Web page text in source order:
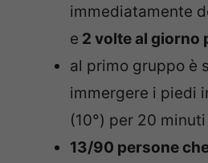
immediatamente
e 2 volte al giorno
al primo gruppo è
immergere i piedi
(10°) per 20 minuti
13/90 persone